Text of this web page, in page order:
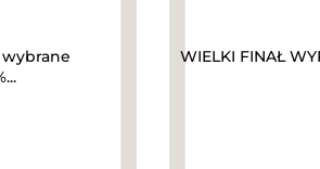
wybrane
WIELKI FINAŁ